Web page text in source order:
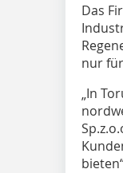
Das
nur
„In